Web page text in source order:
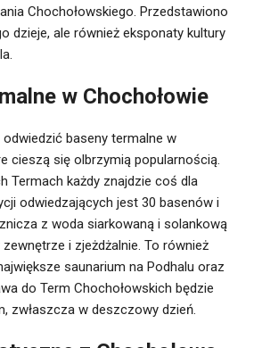
Chochołowskiego. Przedstawiono
dzieje, ale również eksponaty kultury
w Chochołowie
baseny termalne w
cieszą się olbrzymią popularnością.
Termach każdy znajdzie coś dla
odwiedzających jest 30 basenów i
z woda siarkowaną i solankową
i zjeżdżalnie. To również
saunarium na Podhalu oraz
do Term Chochołowskich będzie
zwłaszcza w deszczowy dzień.